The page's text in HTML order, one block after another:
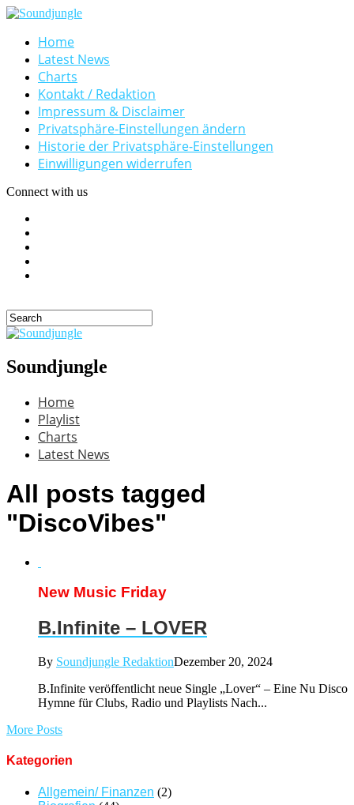
Home
Latest News
Charts
Kontakt / Redaktion
Impressum & Disclaimer
Privatsphäre-Einstellungen ändern
Historie der Privatsphäre-Einstellungen
Einwilligungen widerrufen
Connect with us
Soundjungle
Home
Playlist
Charts
Latest News
All posts tagged
"DiscoVibes"
New Music Friday
B.Infinite – LOVER
By Soundjungle RedaktionDezember 20, 2024
B.Infinite veröffentlicht neue Single „Lover“ – Eine Nu Disco
Hymne für Clubs, Radio und Playlists Nach...
More Posts
Kategorien
Allgemein/ Finanzen (2)